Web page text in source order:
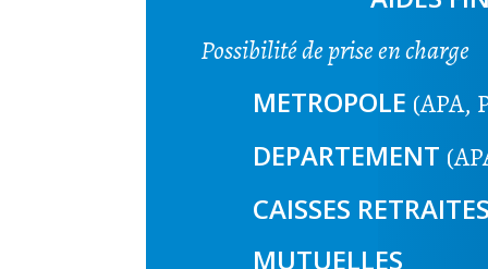
Possibilité de prise en charge
METROPOLE (APA,
DEPARTEMENT
CAISSES
MUTUELLES